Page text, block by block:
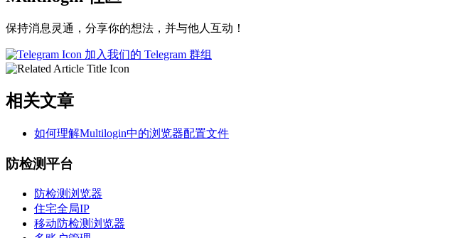
保持消息灵通，分享你的想法，并与他人互动！
加入我们的 Telegram 群组
相关文章
如何理解Multilogin中的浏览器配置文件
防检测平台
防检测浏览器
住宅全局IP
移动防检测浏览器